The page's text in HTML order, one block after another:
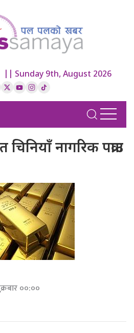
|| Sunday 9th, August 2026
नागरिक पक्राउ
००:००